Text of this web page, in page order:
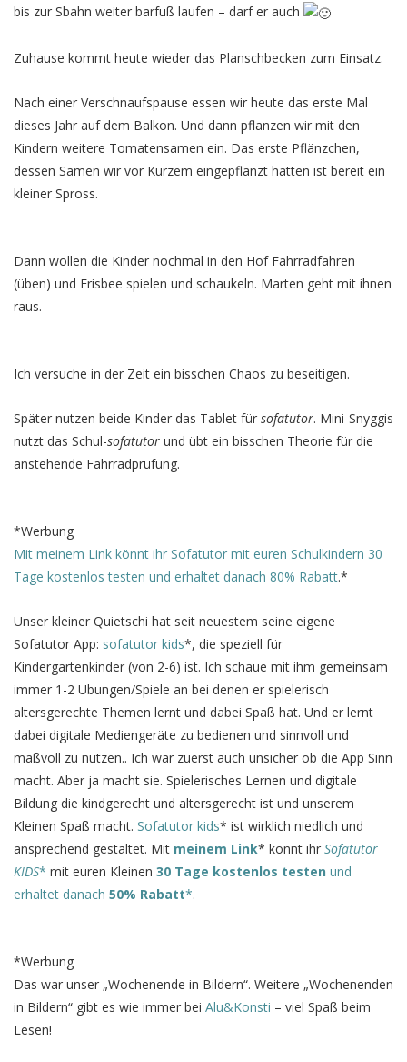
bis zur Sbahn weiter barfuß laufen – darf er auch
Zuhause kommt heute wieder das Planschbecken zum Einsatz.
Nach einer Verschnaufspause essen wir heute das erste Mal
dieses Jahr auf dem Balkon. Und dann pflanzen wir mit den
Kindern weitere Tomatensamen ein. Das erste Pflänzchen,
dessen Samen wir vor Kurzem eingepflanzt hatten ist bereit ein
kleiner Spross.
Dann wollen die Kinder nochmal in den Hof Fahrradfahren
(üben) und Frisbee spielen und schaukeln. Marten geht mit ihnen
raus.
Ich versuche in der Zeit ein bisschen Chaos zu beseitigen.
Später nutzen beide Kinder das Tablet für sofatutor. Mini-Snyggis
nutzt das Schul-sofatutor und übt ein bisschen Theorie für die
anstehende Fahrradprüfung.
*Werbung
Mit meinem Link könnt ihr Sofatutor mit euren Schulkindern 30
Tage kostenlos testen und erhaltet danach 80% Rabatt.*
Unser kleiner Quietschi hat seit neuestem seine eigene
Sofatutor App: sofatutor kids*, die speziell für
Kindergartenkinder (von 2-6) ist. Ich schaue mit ihm gemeinsam
immer 1-2 Übungen/Spiele an bei denen er spielerisch
altersgerechte Themen lernt und dabei Spaß hat. Und er lernt
dabei digitale Mediengeräte zu bedienen und sinnvoll und
maßvoll zu nutzen.. Ich war zuerst auch unsicher ob die App Sinn
macht. Aber ja macht sie. Spielerisches Lernen und digitale
Bildung die kindgerecht und altersgerecht ist und unserem
Kleinen Spaß macht. Sofatutor kids* ist wirklich niedlich und
ansprechend gestaltet. Mit meinem Link* könnt ihr Sofatutor
KIDS* mit euren Kleinen 30 Tage kostenlos testen und
erhaltet danach 50% Rabatt*.
*Werbung
Das war unser „Wochenende in Bildern“. Weitere „Wochenenden
in Bildern“ gibt es wie immer bei Alu&Konsti – viel Spaß beim
Lesen!